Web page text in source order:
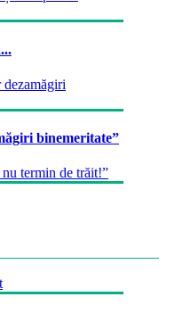
binemeritate”